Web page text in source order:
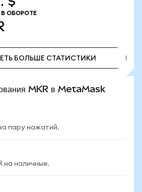
ОБОРОТЕ
БОЛЬШЕ СТАТИСТИКИ
MKR в MetaMask
пару нажатий.
на наличные.